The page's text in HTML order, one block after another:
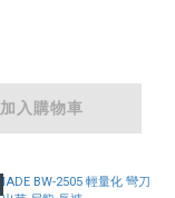
加入購物車